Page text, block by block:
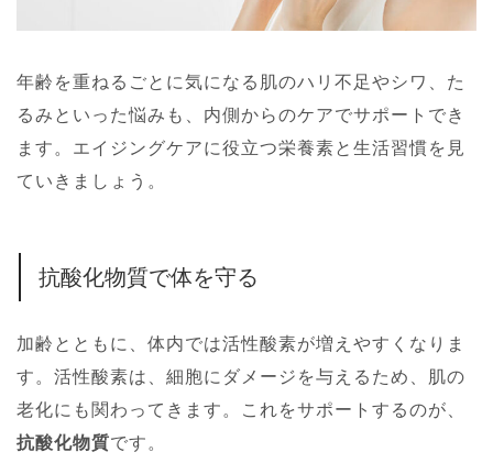
年齢を重ねるごとに気になる肌のハリ不足やシワ、た
るみといった悩みも、内側からのケアでサポートでき
ます。エイジングケアに役立つ栄養素と生活習慣を見
ていきましょう。
抗酸化物質で体を守る
加齢とともに、体内では活性酸素が増えやすくなりま
す。活性酸素は、細胞にダメージを与えるため、肌の
老化にも関わってきます。これをサポートするのが、
抗酸化物質です。